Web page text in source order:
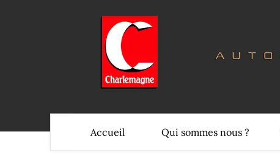
Accueil Qui sommes nous ?